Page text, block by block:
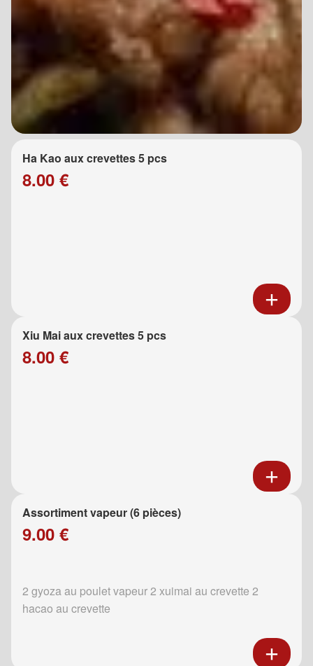
Ha Kao aux crevettes 5 pcs
8.00 €
Xiu Mai aux crevettes 5 pcs
8.00 €
Assortiment vapeur (6 pièces)
9.00 €
2 gyoza au poulet vapeur 2 xuimai au crevette 2
hacao au crevette